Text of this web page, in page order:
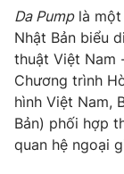
Câu chuyện
Thị trường
Góc doanh
Dữ liệu và đời
Truyền hình
Phim VTV
Hậu trường
Giải trí
Điện ảnh
Da Pumplà một
Nhật Bản biểu
thuật Việt Nam
Chương trình
hình Việt Nam,
Bản) phối hợp
quan hệ ngoại